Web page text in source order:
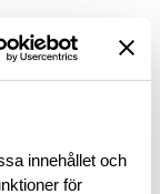
innehållet och
för